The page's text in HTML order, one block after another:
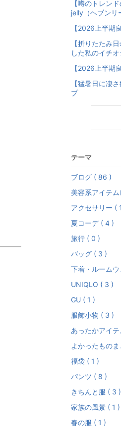
【噂のトレン
jelly（ヘブンリ
【2026上半期
【折りたたみ
した私のイチオ
【2026上半期
【猛暑日に凄
プ
テーマ
ブログ ( 86 )
美容系アイテ
アクセサリー (
夏コーデ ( 4 )
旅行 ( 0 )
バッグ ( 3 )
下着・ルーム
UNIQLO ( 3 )
GU ( 1 )
服飾小物 ( 3 )
あったかアイ
よかったもの
福袋 ( 1 )
パンツ ( 8 )
きちんと服 ( 3 )
家族の風景 ( 1 )
春の服 ( 1 )